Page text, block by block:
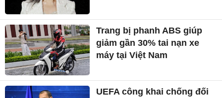
Trang bị phanh ABS giúp
giảm gần 30% tai nạn xe
máy tại Việt Nam
UEFA công khai chống đối